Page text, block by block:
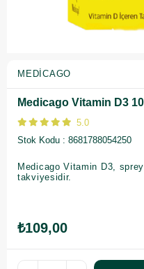
MEDICAGO
Medicago Vitamin D3
5.0
Stok Kodu
8681788054250
Medicago Vitamin D3,
takviyesidir.
₺109,00